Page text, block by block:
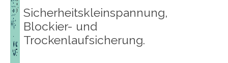
Sicherheitskleinspannung,
Blockier- und
Trockenlaufsicherung.